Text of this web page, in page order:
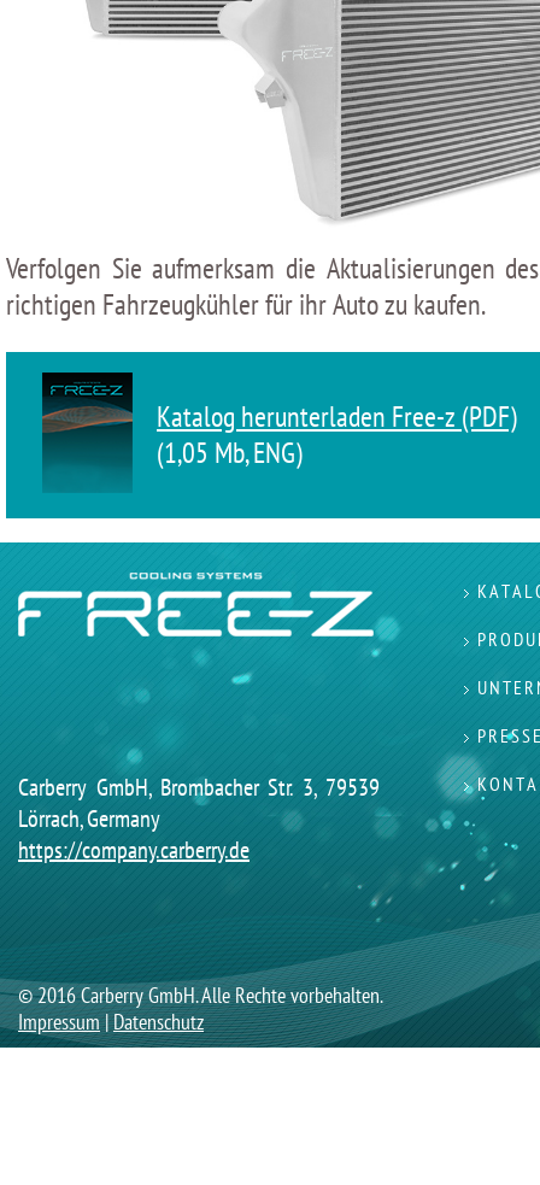
Verfolgen Sie aufmerksam die Aktualisierungen
richtigen Fahrzeugkühler für ihr Auto zu kaufen.
Katalog herunterladen Free-z (PDF)
(1,05 Мb, ENG)
Carberry GmbH, Brombacher Str. 3, 79539
Lörrach, Germany
https://company.carberry.de
© 2016 Carberry GmbH. Alle Rechte vorbehalten.
Impressum|Datenschutz